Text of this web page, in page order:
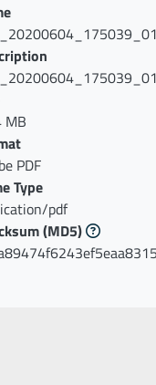
MB
PDF
Type
pdf
(MD5)